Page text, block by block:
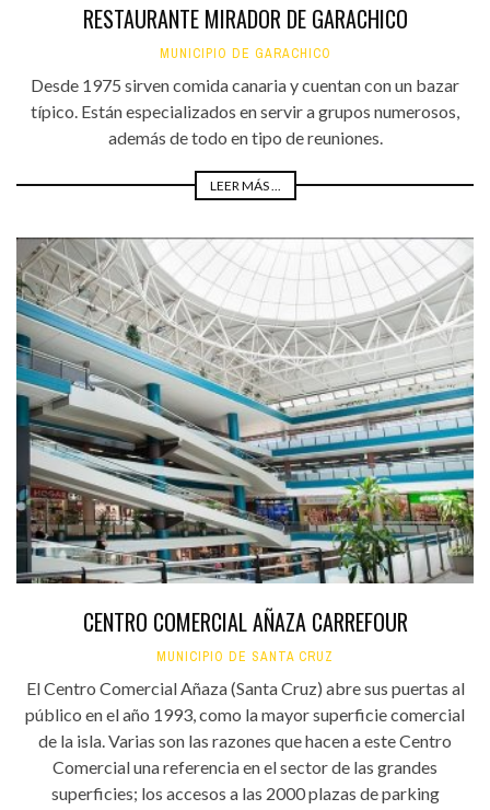
RESTAURANTE MIRADOR DE GARACHICO
MUNICIPIO DE GARACHICO
Desde 1975 sirven comida canaria y cuentan con un bazar
típico. Están especializados en servir a grupos numerosos,
además de todo en tipo de reuniones.
LEER MÁS ...
CENTRO COMERCIAL AÑAZA CARREFOUR
MUNICIPIO DE SANTA CRUZ
El Centro Comercial Añaza (Santa Cruz) abre sus puertas al
público en el año 1993, como la mayor superficie comercial
de la isla. Varias son las razones que hacen a este Centro
Comercial una referencia en el sector de las grandes
superficies; los accesos a las 2000 plazas de parking